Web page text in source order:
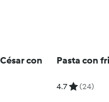
con
Pasta con
4.7 (24)